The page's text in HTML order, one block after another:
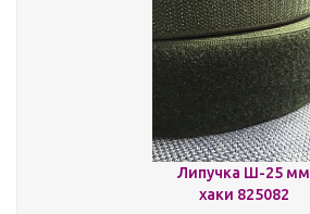
Липучка Ш-25 мм
хаки 825082